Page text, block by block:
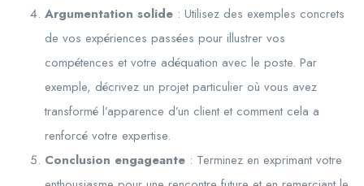
Argumentation solide : Utilisez des exemples concrets
de vos expériences passées pour illustrer vos
compétences et votre adéquation avec le poste. Par
exemple, décrivez un projet particulier où vous avez
transformé l’apparence d’un client et comment cela a
renforcé votre expertise.
Conclusion engageante : Terminez en exprimant votre